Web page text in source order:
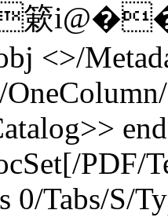
簌
<>/
PDF/
0/Tabs/S/